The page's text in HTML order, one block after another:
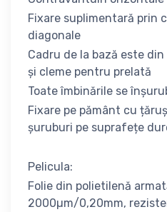
Fixare suplimentară prin
diagonale
Cadru de la bază este
și cleme pentru prelată
Toate îmbinările se
Fixare pe pământ cu
șuruburi pe suprafețe
Pelicula:
Folie din polietilenă
2000µm/0,20mm,